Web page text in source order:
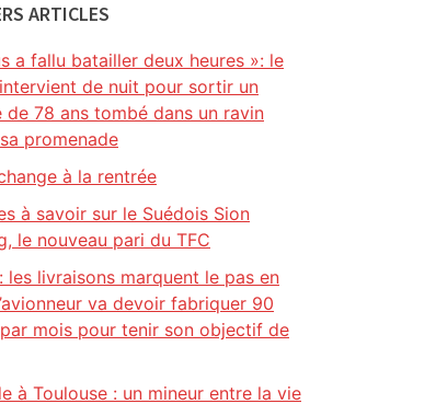
ARTICLES
a fallu batailler deux heures »: le
de nuit pour sortir un
de 78 ans tombé dans un ravin
promenade
à la rentrée
à savoir sur le Suédois Sion
le nouveau pari du TFC
les livraisons marquent le pas en
va devoir fabriquer 90
mois pour tenir son objectif de
à Toulouse : un mineur entre la vie